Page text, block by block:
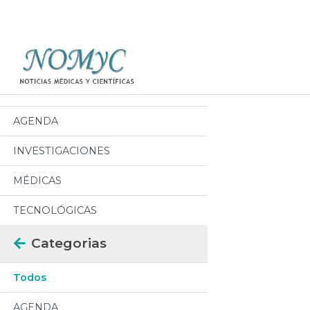
Categorias
Todos
AGENDA
INVESTIGACIONES
MÉDICAS
TECNOLÓGICAS
Categorias
Todos
AGENDA